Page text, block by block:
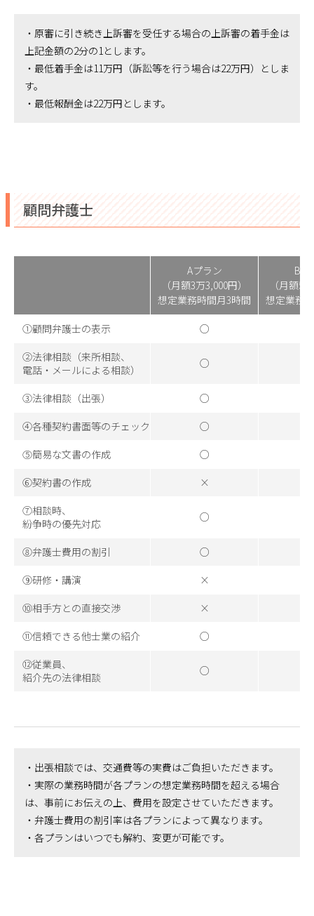
・原審に引き続き上訴審を受任する場合の上訴審の着手金は
上記金額の2分の1とします。
・最低着手金は11万円（訴訟等を行う場合は22万円）としま
す。
・最低報酬金は22万円とします。
顧問弁護士
Aプラン
（月額3万3,000円）
想定業務時間月3時間
Bプ
（月額5
想定業務
①顧問弁護士の表示 ○
②法律相談（来所相談、
電話・メールによる相談）
○
③法律相談（出張） ○
④各種契約書面等のチェック
○
⑤簡易な文書の作成
○
⑥契約書の作成
×
⑦相談時、
紛争時の優先対応
○
⑧弁護士費用の割引 ○
⑨研修・講演
×
⑩相手方との直接交渉
×
⑪信頼できる他士業の紹介
○
⑫従業員、
紹介先の法律相談
○
・出張相談では、交通費等の実費はご負担いただきます。
・実際の業務時間が各プランの想定業務時間を超える場合
は、事前にお伝えの上、費用を設定させていただきます。
・弁護士費用の割引率は各プランによって異なります。
・各プランはいつでも解約、変更が可能です。